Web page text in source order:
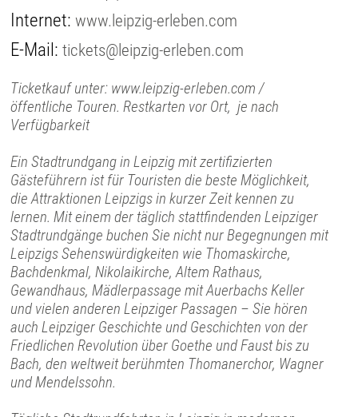
Internet:www.leipzig-erleben.com
E-Mail:tickets@leipzig-erleben.com
Ticketkauf unter: www.leipzig-erleben.com /
öffentliche Touren. Restkarten vor Ort, je nach
Verfügbarkeit
Ein Stadtrundgang in Leipzig mit zertifizierten
Gästeführern ist für Touristen die beste Möglichkeit,
die Attraktionen Leipzigs in kurzer Zeit kennen zu
lernen. Mit einem der täglich stattfindenden Leipziger
Stadtrundgänge buchen Sie nicht nur Begegnungen mit
Leipzigs Sehenswürdigkeiten wie Thomaskirche,
Bachdenkmal, Nikolaikirche, Altem Rathaus,
Gewandhaus, Mädlerpassage mit Auerbachs Keller
und vielen anderen Leipziger Passagen – Sie hören
auch Leipziger Geschichte und Geschichten von der
Friedlichen Revolution über Goethe und Faust bis zu
Bach, den weltweit berühmten Thomanerchor, Wagner
und Mendelssohn.